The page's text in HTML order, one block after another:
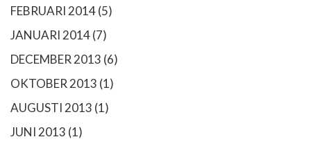
FEBRUARI 2014(5)
JANUARI 2014(7)
DECEMBER 2013 (6)
OKTOBER 2013 (1)
AUGUSTI 2013 (1)
JUNI 2013 (1)